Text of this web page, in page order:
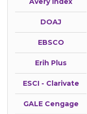
DOAJ
EBSCO
Erih Plus
ESCI - Clarivate
GALE Cengage